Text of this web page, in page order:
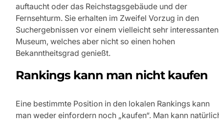
auftaucht oder das Reichstagsgebäude und der
Fernsehturm. Sie erhalten im Zweifel Vorzug in den
Suchergebnissen vor einem vielleicht sehr interessanten
Museum, welches aber nicht so einen hohen
Bekanntheitsgrad genießt.
Rankings kann man nicht kaufen
Eine bestimmte Position in den lokalen Rankings kann
man weder einfordern noch „kaufen“. Man kann